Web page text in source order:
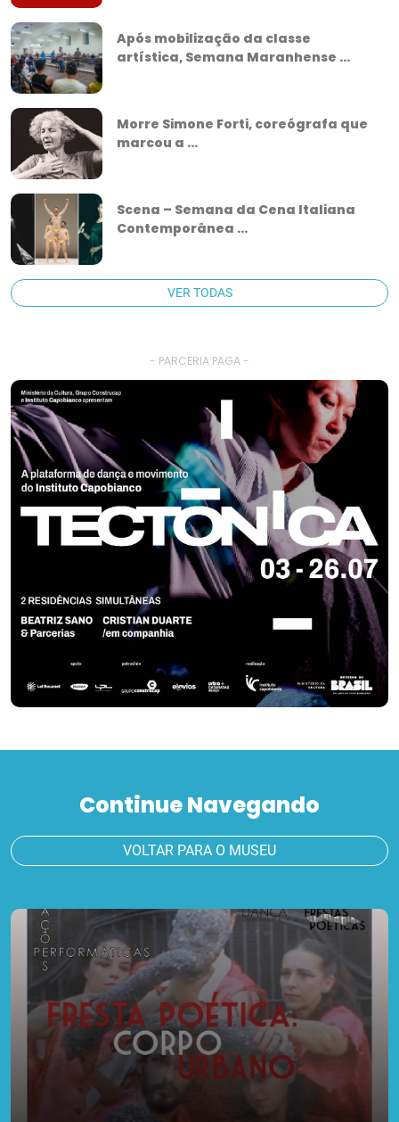
Após mobilização da classe
artística, Semana Maranhense ...
Morre Simone Forti, coreógrafa que
marcou a ...
Scena – Semana da Cena Italiana
Contemporânea ...
VER TODAS
- PARCERIA PAGA -
Continue Navegando
VOLTAR PARA O MUSEU